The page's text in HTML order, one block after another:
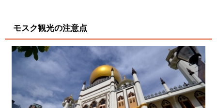
モスク観光の注意点